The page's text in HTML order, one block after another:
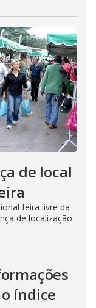
de local
feira livre da
de localização
índice